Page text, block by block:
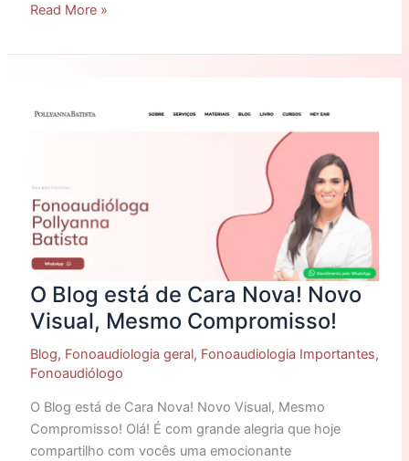
Read More »
O Blog está de Cara Nova! Novo
Visual, Mesmo Compromisso!
Blog, Fonoaudiologia geral, Fonoaudiologia Importantes,
Fonoaudiólogo
O Blog está de Cara Nova! Novo Visual, Mesmo
Compromisso! Olá! É com grande alegria que hoje
compartilho com vocês uma emocionante
Blog
Nova!
Novo
Visual,
Mesmo
Compromisso!